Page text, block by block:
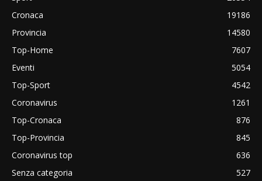
Cronaca
19186
Provincia
14580
Top-Home
7607
Eventi
5054
Top-Sport
4542
Coronavirus
1261
Top-Cronaca
876
Top-Provincia
845
Coronavirus top
636
Senza categoria
527